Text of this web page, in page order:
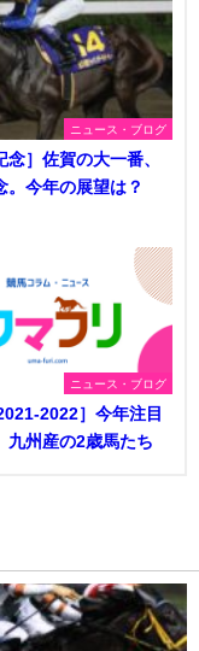
ニュース・ブログ
念］佐賀の大一番、
。今年の展望は？
ニュース・ブログ
2022］今年注目
九州産の2歳馬たち